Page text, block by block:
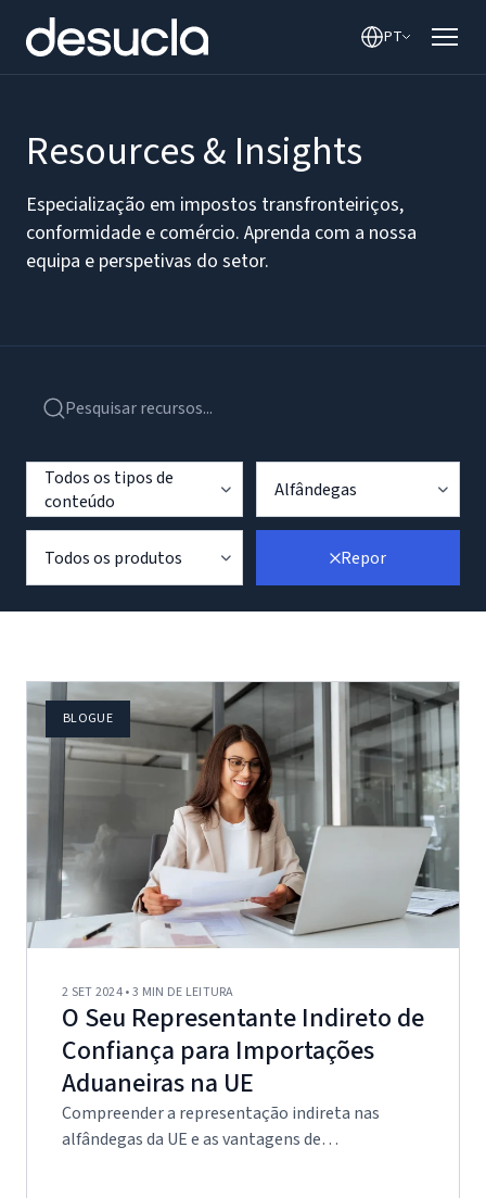
PT
Resources & Insights
Especialização em impostos transfronteiriços,
conformidade e comércio. Aprenda com a nossa
equipa e perspetivas do setor.
Todos os tipos de
conteúdo
Alfândegas
Todos os produtos Repor
BLOGUE
2 SET 2024 • 3 MIN DE LEITURA
O Seu Representante Indireto de
Confiança para Importações
Aduaneiras na UE
Compreender a representação indireta nas
alfândegas da UE e as vantagens de…